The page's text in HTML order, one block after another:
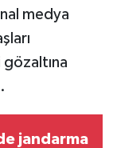
medya
gözaltına
jandarma